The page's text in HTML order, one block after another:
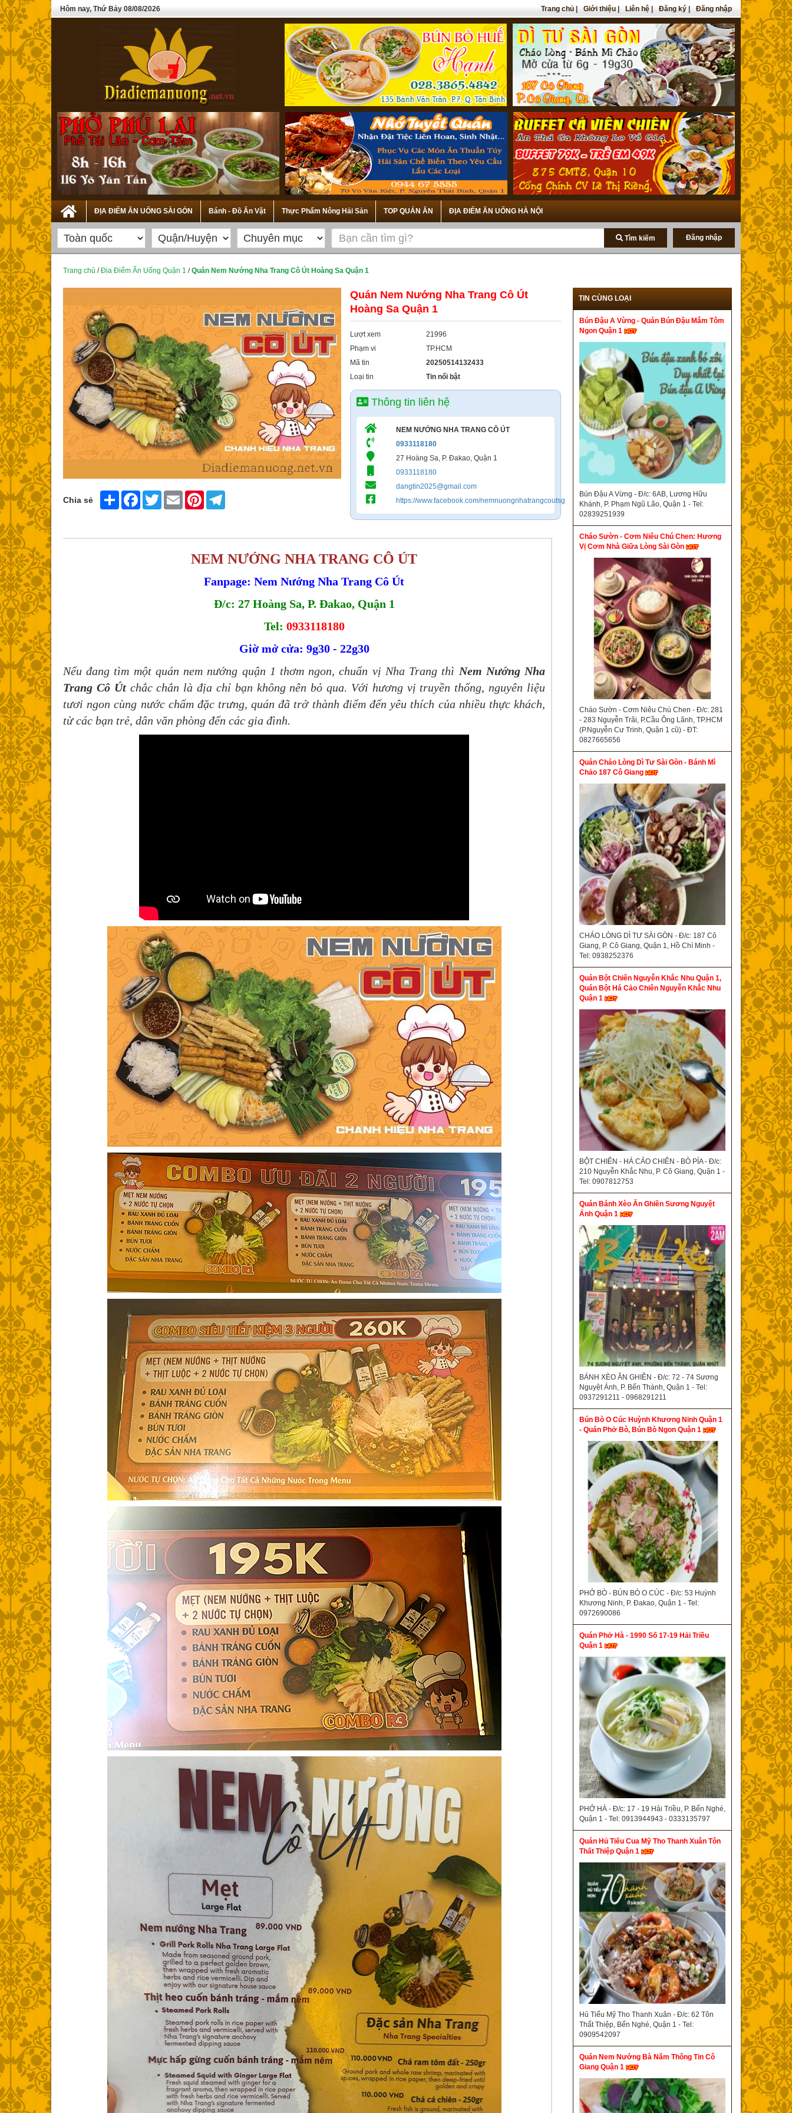
Hôm nay, Thứ Bảy 08/08/2026 Trang chủ Giới thiệu Liên hệ Đăng ký Đăng nhập
ĐỊA ĐIỂM ĂN UỐNG SÀI GÒN Bánh - Đồ Ăn Vặt Thực Phẩm Nông Hải Sản TOP QUÁN ĂN ĐỊA ĐIỂM ĂN UỐNG HÀ NỘI
Tìm kiếm Đăng nhập
Trang chủ /Địa Điểm Ăn Uống Quận 1 /Quán Nem Nướng Nha Trang Cô Út Hoàng Sa Quận 1
Chia sẻ Share FacebookTwitter Email Pinterest
Quán Nem Nướng Nha Trang Cô Út
Hoàng Sa Quận 1
Lượt xem
21996
Phạm vi
TP.HCM
Mã tin
20250514132433
Loại tin
Tin nổi bật
Thông tin liên hệ
NEM NƯỚNG NHA TRANG CÔ ÚT
0933118180
27 Hoàng Sa, P. Đakao, Quận 1
0933118180
dangtin2025@gmail.com
https://www.facebook.com/nemnuongnhatrangcoutsg
NEM NƯỚNG NHA TRANG CÔ ÚT
Fanpage: Nem Nướng Nha Trang Cô Út
Đ/c: 27 Hoàng Sa, P. Đakao, Quận 1
Tel: 0933118180
Giờ mở cửa: 9g30 - 22g30
Nếu đang tìm một quán nem nướng quận 1 thơm ngon, chuẩn vị Nha Trang thì Nem Nướng Nha
Trang Cô Útchắc chắn là địa chỉ bạn không nên bỏ qua. Với hương vị truyền thống, nguyên liệu
tươi ngon cùng nước chấm đặc trưng, quán đã trở thành điểm đến yêu thích của nhiều thực khách,
từ các bạn trẻ, dân văn phòng đến các gia đình.
TIN CÙNG LOẠI
Bún Đậu A Vừng - Quán Bún Đậu Mắm Tôm
Ngon Quận 1
Bún Đậu A Vừng - Đ/c: 6AB, Lương Hữu
Khánh, P. Phạm Ngũ Lão, Quận 1 - Tel:
02839251939
Cháo Sườn - Cơm Niêu Chú Chen: Hương
Vị Cơm Nhà Giữa Lòng Sài Gòn
Cháo Sườn - Cơm Niêu Chú Chen - Đ/c: 281
- 283 Nguyễn Trãi, P.Cầu Ông Lãnh, TP.HCM
(P.Nguyễn Cư Trinh, Quận 1 cũ) - ĐT:
0827665656
Quán Cháo Lòng Dì Tư Sài Gòn - Bánh Mì
Chảo 187 Cô Giang
CHÁO LÒNG DÌ TƯ SÀI GÒN - Đ/c: 187 Cô
Giang, P. Cô Giang, Quận 1, Hồ Chí Minh -
Tel: 0938252376
Quán Bột Chiên Nguyễn Khắc Nhu Quận 1,
Quán Bột Há Cảo Chiên Nguyễn Khắc Nhu
Quận 1
BỘT CHIÊN - HÁ CẢO CHIÊN - BÒ PÍA - Đ/c:
210 Nguyễn Khắc Nhu, P. Cô Giang, Quận 1 -
Tel: 0907812753
Quán Bánh Xèo Ăn Ghiền Sương Nguyệt
Ánh Quận 1
BÁNH XÈO ĂN GHIỀN - Đ/c: 72 - 74 Sương
Nguyệt Ánh, P. Bến Thành, Quận 1 - Tel:
0937291211 - 0968291211
Bún Bò O Cúc Huỳnh Khương Ninh Quận 1
- Quán Phở Bò, Bún Bò Ngon Quận 1
PHỞ BÒ - BÚN BÒ O CÚC - Đ/c: 53 Huỳnh
Khương Ninh, P. Đakao, Quận 1 - Tel:
0972690086
Quán Phở Hà - 1990 Số 17-19 Hải Triều
Quận 1
PHỞ HÀ - Đ/c: 17 - 19 Hải Triều, P. Bến Nghé,
Quận 1 - Tel: 0913944943 - 0333135797
Quán Hủ Tiếu Cua Mỹ Tho Thanh Xuân Tôn
Thất Thiệp Quận 1
Hủ Tiếu Mỹ Tho Thanh Xuân - Đ/c: 62 Tôn
Thất Thiệp, Bến Nghé, Quận 1 - Tel:
0909542097
Quán Nem Nướng Bà Năm Thông Tin Cô
Giang Quận 1